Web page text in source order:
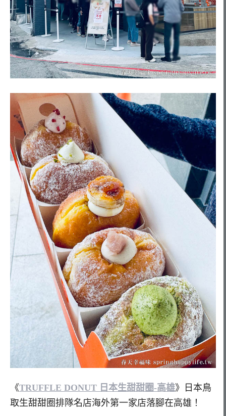
《TRUFFLE DONUT 日本生甜甜圈-高雄》日本鳥
取生甜甜圈排隊名店海外第一家店落腳在高雄！